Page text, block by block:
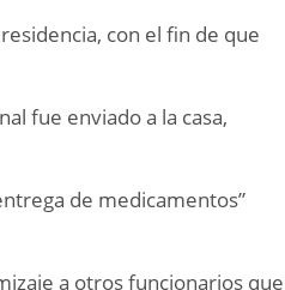
con el fin de que
fue enviado a la casa,
de medicamentos”
a otros funcionarios que